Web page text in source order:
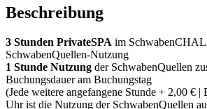
Beschreibung
3 Stunden PrivateSPA im
SchwabenQuellen-Nutzung
1 Stunde Nutzung der SchwabenQuellen
Buchungsdauer am Buchungstag
(Jede weitere angefangene Stunde + 2,00 €
Uhr ist die Nutzung der SchwabenQuellen